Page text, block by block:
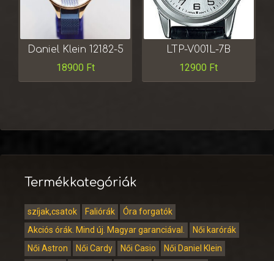
Daniel Klein 12182-5
18900 Ft
LTP-V001L-7B
12900 Ft
Termékkategóriák
szíjak,csatok Faliórák
Óra forgatók
Akciós órák. Mind új. Magyar garanciával.
Női karórák
Női Astron
Női Cardy Női Casio
Női Daniel Klein